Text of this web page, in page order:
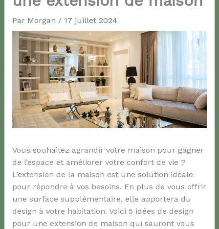
Par Morgan / 17 juillet 2024
Vous souhaitez agrandir votre maison pour gagner
de l’espace et améliorer votre confort de vie ?
L’extension de la maison est une solution idéale
pour répondre à vos besoins. En plus de vous offrir
une surface supplémentaire, elle apportera du
design à votre habitation. Voici 5 idées de design
pour une extension de maison qui sauront vous